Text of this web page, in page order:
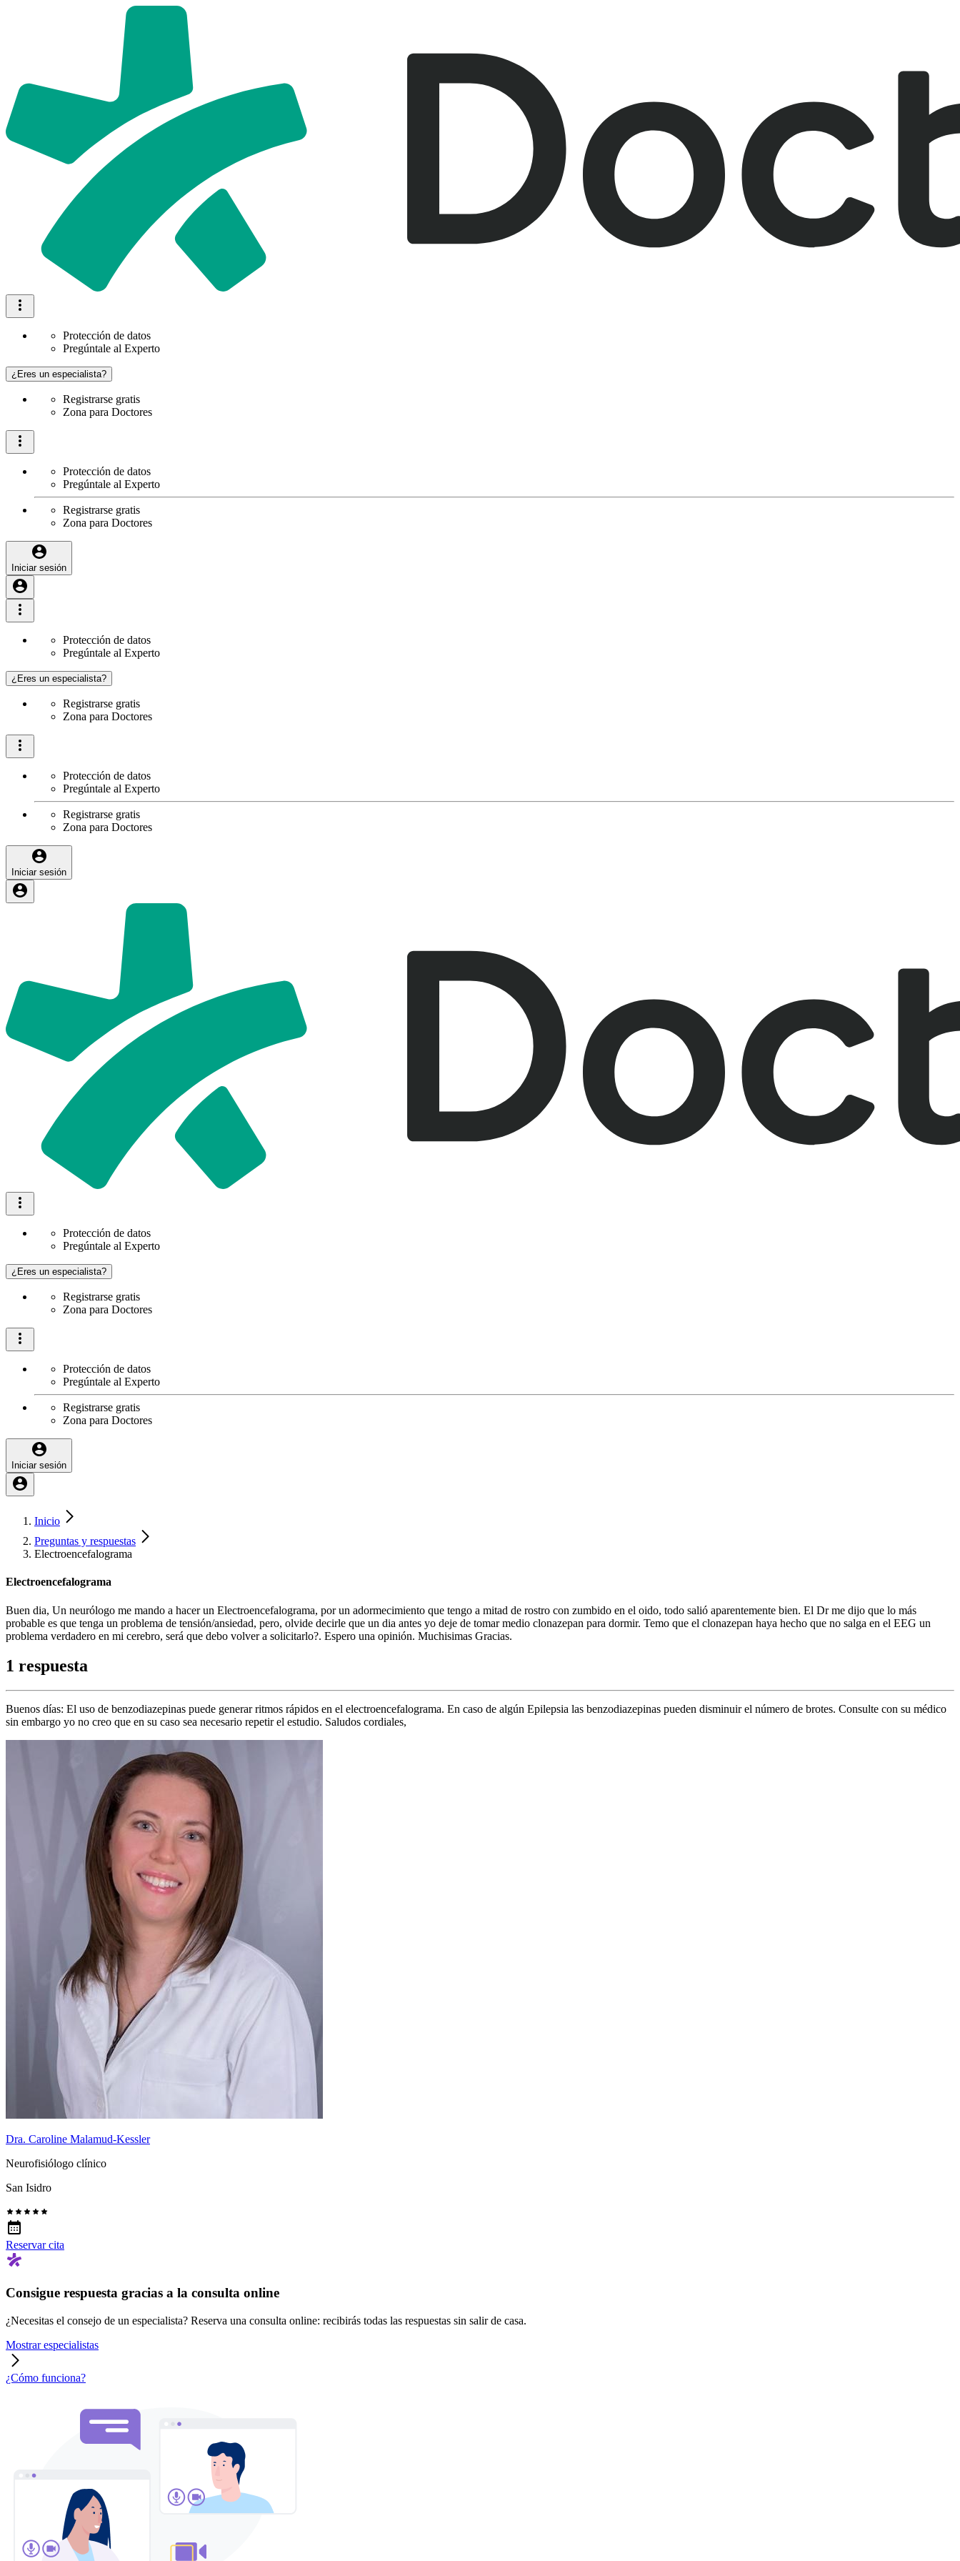
Protección de datos
Pregúntale al Experto
¿Eres un especialista?
Registrarse gratis
Zona para Doctores
Protección de datos
Pregúntale al Experto
Registrarse gratis
Zona para Doctores
Iniciar sesión
Protección de datos
Pregúntale al Experto
¿Eres un especialista?
Registrarse gratis
Zona para Doctores
Protección de datos
Pregúntale al Experto
Registrarse gratis
Zona para Doctores
Iniciar sesión
Protección de datos
Pregúntale al Experto
¿Eres un especialista?
Registrarse gratis
Zona para Doctores
Protección de datos
Pregúntale al Experto
Registrarse gratis
Zona para Doctores
Iniciar sesión
Inicio
Preguntas y respuestas
Electroencefalograma
Electroencefalograma
Buen dia, Un neurólogo me mando a hacer un Electroencefalograma, por un adormecimiento que tengo a mitad de rostro con zumbido en el oido, todo salió aparentemente bien. El Dr me dijo que lo más
probable es que tenga un problema de tensión/ansiedad, pero, olvide decirle que un dia antes yo deje de tomar medio clonazepan para dormir. Temo que el clonazepan haya hecho que no salga en el EEG un
problema verdadero en mi cerebro, será que debo volver a solicitarlo?. Espero una opinión. Muchisimas Gracias.
1 respuesta
Buenos días: El uso de benzodiazepinas puede generar ritmos rápidos en el electroencefalograma. En caso de algún Epilepsia las benzodiazepinas pueden disminuir el número de brotes. Consulte con su médico
sin embargo yo no creo que en su caso sea necesario repetir el estudio. Saludos cordiales,
Dra. Caroline Malamud-Kessler
Neurofisiólogo clínico
San Isidro
Reservar cita
Consigue respuesta gracias a la consulta online
¿Necesitas el consejo de un especialista? Reserva una consulta online: recibirás todas las respuestas sin salir de casa.
Mostrar especialistas
¿Cómo funciona?